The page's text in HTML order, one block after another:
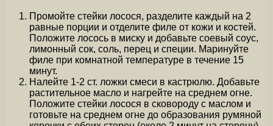
Промойте стейки лосося, разделите каждый на 2
равные порции и отделите филе от кожи и костей.
Положите лосось в миску и добавьте соевый соус,
лимонный сок, соль, перец и специи. Маринуйте
филе при комнатной температуре в течение 15
минут.
Налейте 1-2 ст. ложки смеси в кастрюлю. Добавьте
растительное масло и нагрейте на среднем огне.
Положите стейки лосося в сковороду с маслом и
готовьте на среднем огне до образования румяной